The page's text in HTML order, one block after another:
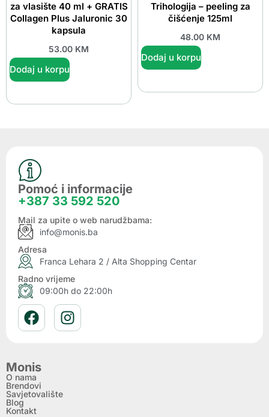
za vlasište 40 ml + GRATIS
Collagen Plus Jaluronic 30
kapsula
53.00 KM
Dodaj u korpu
Trihologija – peeling za
čišćenje 125ml
48.00 KM
Dodaj u korpu
Pomoć i informacije
+387 33 592 520
Mail za upite o web narudžbama:
info@monis.ba
Adresa
Franca Lehara 2 / Alta Shopping Centar
Radno vrijeme
09:00h do 22:00h
Monis
O nama
Brendovi
Savjetovalište
Blog
Kontakt